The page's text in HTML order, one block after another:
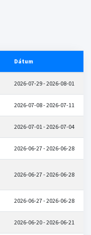
Dátum
2026-07-29 - 2026-08-01
2026-07-08 - 2026-07-11
2026-07-01 - 2026-07-04
2026-06-27 - 2026-06-28
2026-06-27 - 2026-06-28
2026-06-27 - 2026-06-28
2026-06-20 - 2026-06-21